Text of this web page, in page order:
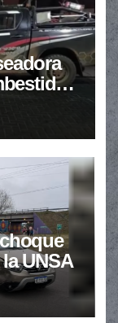
UNSA